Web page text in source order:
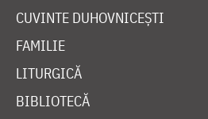
CUVINTE DUHOVNICEȘTI
FAMILIE
LITURGICĂ
BIBLIOTECĂ